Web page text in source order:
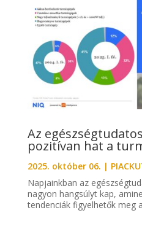
Az
pozitívan hat a
2025. október 06. |
Napjainkban az
nagyon hangsúlyt kap,
tendenciák figyelhetők meg